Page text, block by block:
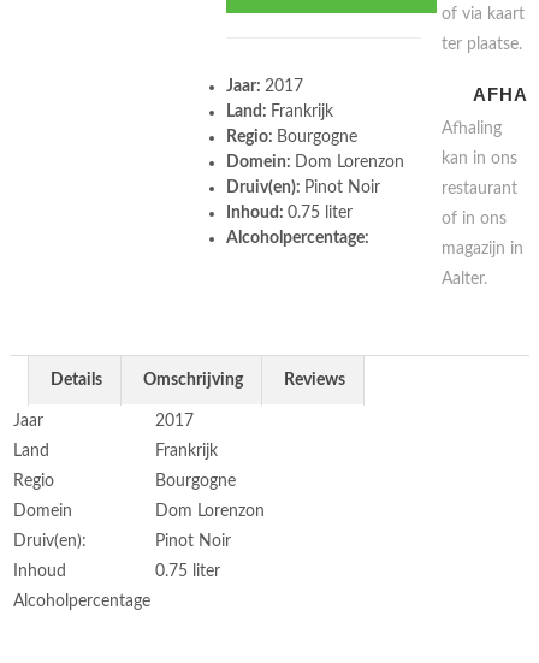
Jaar: 2017
Land: Frankrijk
Regio: Bourgogne
Domein: Dom Lorenzon
Druiv(en): Pinot Noir
Inhoud: 0.75 liter
Alcoholpercentage:
of via kaart
ter plaatse.
Afhaling
kan in ons
restaurant
of in ons
magazijn in
Aalter.
Details Omschrijving Reviews
Jaar
2017
Land
Frankrijk
Regio
Bourgogne
Domein
Dom Lorenzon
Druiv(en):
Pinot Noir
Inhoud
0.75 liter
Alcoholpercentage